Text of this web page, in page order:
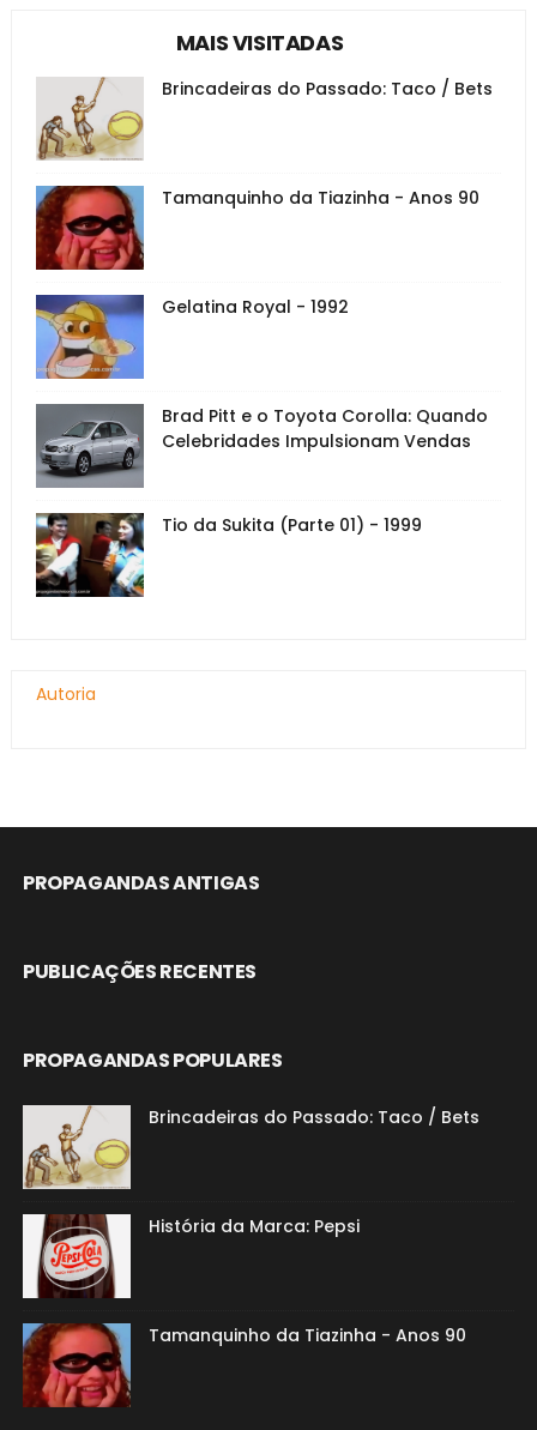
MAIS VISITADAS
Brincadeiras do Passado: Taco / Bets
Tamanquinho da Tiazinha - Anos 90
Gelatina Royal - 1992
Brad Pitt e o Toyota Corolla: Quando
Celebridades Impulsionam Vendas
Tio da Sukita (Parte 01) - 1999
Autoria
PROPAGANDAS ANTIGAS
PUBLICAÇÕES RECENTES
PROPAGANDAS POPULARES
Brincadeiras do Passado: Taco / Bets
História da Marca: Pepsi
Tamanquinho da Tiazinha - Anos 90